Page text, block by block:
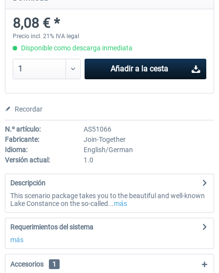
40,28 € *
8,08 € *
Precio incl. 21% IVA legal
Disponible como descarga inmediata
Añadir a la cesta
Recordar
N.º artículo:
AS51066
Fabricante:
Join-Together
Idioma:
English/German
Versión actual:
1.0
Descripción
This scenario package takes you to the beautiful and well-known
Lake Constance on the so-called...más
Requerimientos del sistema
más
Accesorios 1